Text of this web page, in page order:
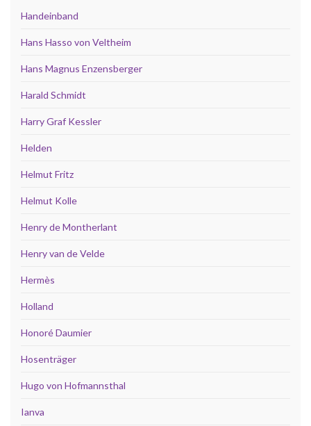
Handeinband
Hans Hasso von Veltheim
Hans Magnus Enzensberger
Harald Schmidt
Harry Graf Kessler
Helden
Helmut Fritz
Helmut Kolle
Henry de Montherlant
Henry van de Velde
Hermès
Holland
Honoré Daumier
Hosenträger
Hugo von Hofmannsthal
Ianva